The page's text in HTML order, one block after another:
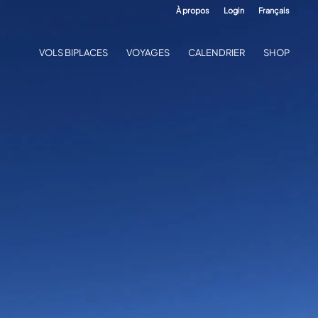
À propos Login Français
VOLS BIPLACES VOYAGES CALENDRIER SHOP